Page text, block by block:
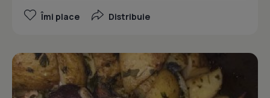
Îmi place Distribuie